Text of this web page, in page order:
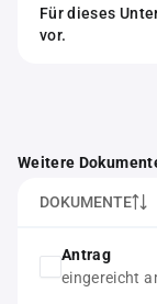
Für dieses
vor.
Weitere
DOKUMENTE
Antrag
eingereicht